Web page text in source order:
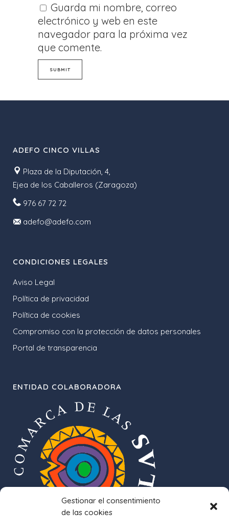
Gestionar el consentimiento
de las cookies
Guarda mi nombre, correo
electrónico y web en este
navegador para la próxima vez
que comente.
ADEFO CINCO VILLAS
Plaza de la Diputación, 4,
Ejea de los Caballeros (Zaragoza)
976 67 72 72
adefo@adefo.com
CONDICIONES LEGALES
Aviso Legal
Política de privacidad
Política de cookies
Compromiso con la protección de datos personales
Portal de transparencia
ENTIDAD COLABORADORA